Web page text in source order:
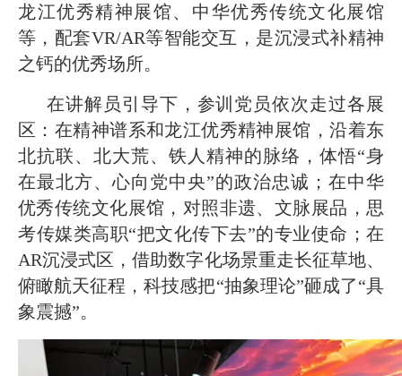
龙江优秀精神展馆、中华优秀传统文化展馆
等，配套VR/AR等智能交互，是沉浸式补精神
之钙的优秀场所。
在讲解员引导下，参训党员依次走过各展
区：在精神谱系和龙江优秀精神展馆，沿着东
北抗联、北大荒、铁人精神的脉络，体悟“身
在最北方、心向党中央”的政治忠诚；在中华
优秀传统文化展馆，对照非遗、文脉展品，思
考传媒类高职“把文化传下去”的专业使命；在
AR沉浸式区，借助数字化场景重走长征草地、
俯瞰航天征程，科技感把“抽象理论”砸成了“具
象震撼”。